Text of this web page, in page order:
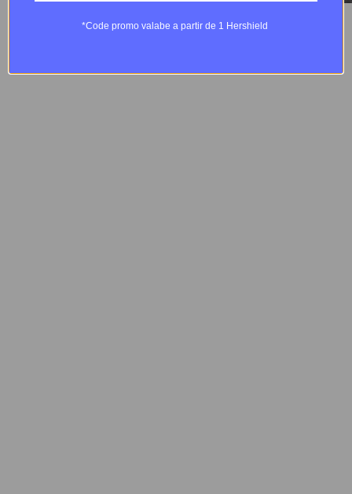
*Code promo valabe a partir de 1 Hershield